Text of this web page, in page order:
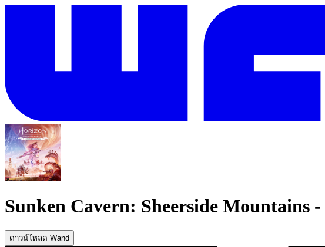
Sunken Cavern: Sheerside Mountains -
ดาวน์โหลด Wand